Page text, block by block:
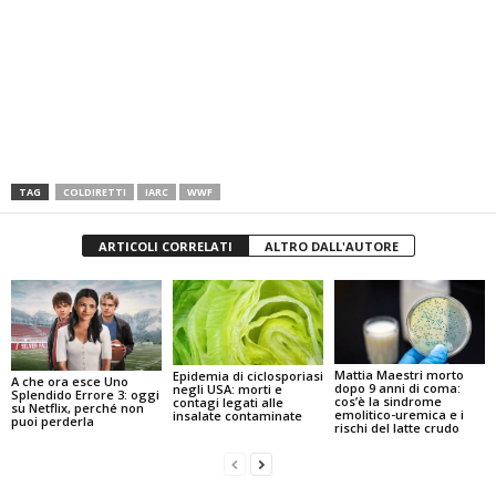
TAG COLDIRETTI IARC WWF
ARTICOLI CORRELATI ALTRO DALL'AUTORE
A che ora esce Uno
Splendido Errore 3: oggi
su Netflix, perché non
puoi perderla
Epidemia di ciclosporiasi
negli USA: morti e
contagi legati alle
insalate contaminate
Mattia Maestri morto
dopo 9 anni di coma:
cos’è la sindrome
emolitico-uremica e i
rischi del latte crudo